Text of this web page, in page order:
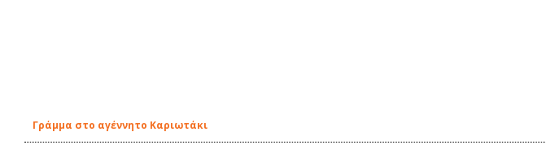
Γράμμα στο αγέννητο Καριωτάκι